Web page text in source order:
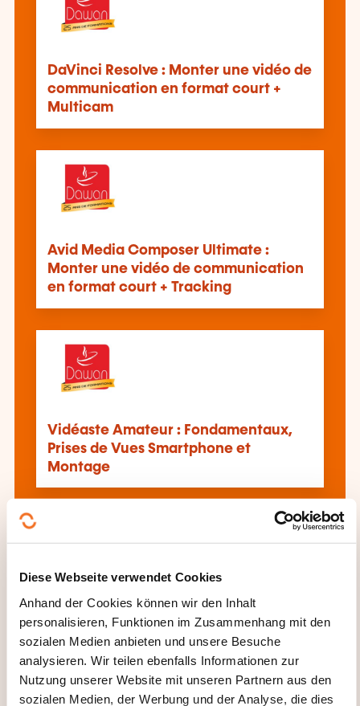
Diese Webseite verwendet Cookies
Anhand der Cookies können wir den Inhalt
personalisieren, Funktionen im Zusammenhang mit den
sozialen Medien anbieten und unsere Besuche
analysieren. Wir teilen ebenfalls Informationen zur
Nutzung unserer Website mit unseren Partnern aus den
sozialen Medien, der Werbung und der Analyse, die dies
DaVinci Resolve : Monter une vidéo de
communication en format court +
Multicam
Avid Media Composer Ultimate :
Monter une vidéo de communication
en format court + Tracking
Vidéaste Amateur : Fondamentaux,
Prises de Vues Smartphone et
Montage
Alle Weiterbildungen anzeigen
Diese anderen Weiterbildungen könnten Sie
auch interessieren:
Amateurfotografie
Audiovisuelle Konzeption
und Umsetzung
Diashow
Digitale
Barrierefreiheit
Filmaufnahme
Filmschnitt